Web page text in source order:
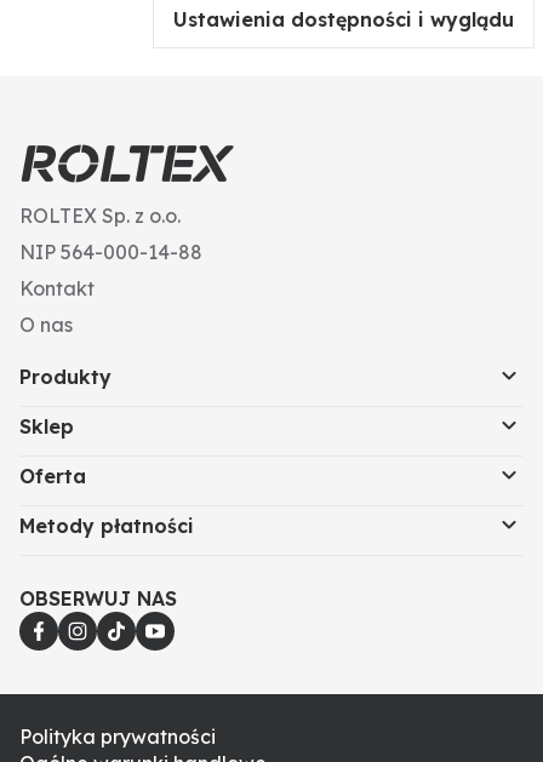
Ustawienia dostępności i wyglądu
ROLTEX Sp. z o.o.
NIP 564-000-14-88
Kontakt
O nas
Produkty
Sklep
Oferta
Metody płatności
OBSERWUJ NAS
Polityka prywatności